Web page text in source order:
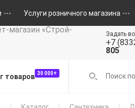
Услуги розничного магазина
Задать
+7
805
товаров 30 000+